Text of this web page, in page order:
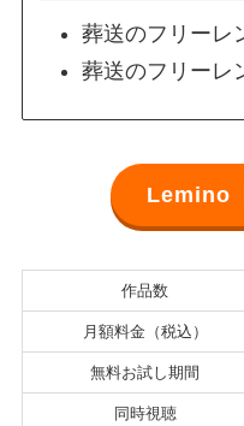
葬送のフリーレ
葬送のフリーレ
Lemino
作品数
月額料金（税込）
無料お試し期間
同時視聴